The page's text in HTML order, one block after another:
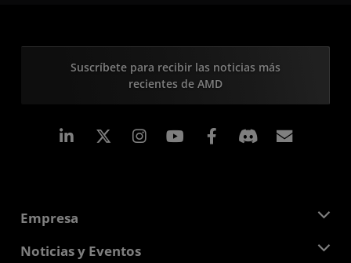
Suscríbete para recibir las noticias más
recientes de AMD
LinkedIn Instagram Facebook
Empresa
Acerca de AMD
Noticias y Eventos